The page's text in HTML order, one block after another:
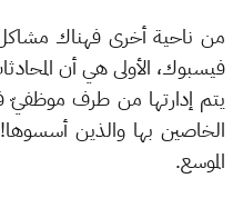
من ناحية أخرى فهناك
فيسبوك، الأولى هي أن
يتم إدارتها من طرف موظفيّ
الخاصين بها والذين
الموسع.